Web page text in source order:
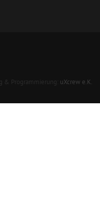
& Programmierung: uXcrew e.K.